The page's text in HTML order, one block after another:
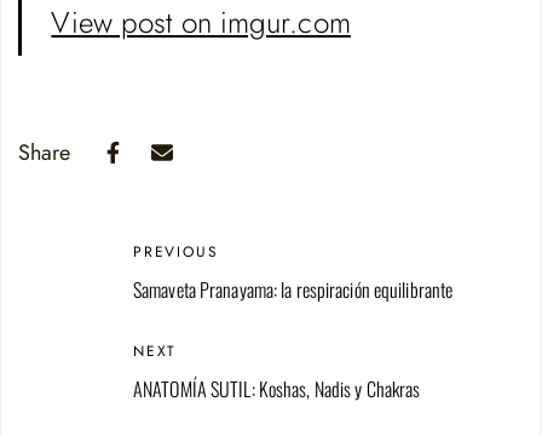
View post on imgur.com
Share
PREVIOUS
Samaveta Pranayama: la respiración equilibrante
NEXT
ANATOMÍA SUTIL: Koshas, Nadis y Chakras